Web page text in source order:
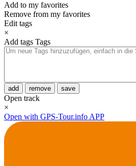
Add to my favorites
Remove from my favorites
Edit tags
×
Add tags Tags
add remove save
Open track
×
Open with GPS-Tour.info APP